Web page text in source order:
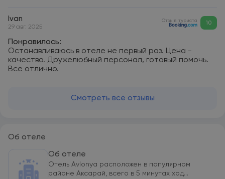
Ivan
29 авг. 2025
Отзыв туриста 10
Понравилось:
Останавливаюсь в отеле не первый раз. Цена -
качество. Дружелюбный персонал, готовый помочь.
Все отлично.
Смотреть все отзывы
Об отеле
Об отеле
Отель Avlonya расположен в популярном
районе Аксарай, всего в 5 минутах ход...